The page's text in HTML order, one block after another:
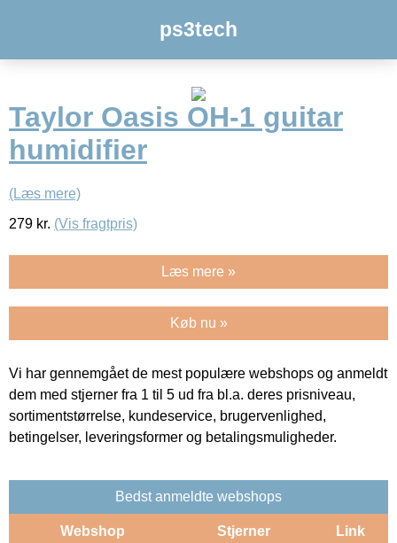
ps3tech
Taylor Oasis OH-1 guitar
humidifier
(Læs mere)
279 kr. (Vis fragtpris)
Læs mere »
Køb nu »
Vi har gennemgået de mest populære webshops og anmeldt
dem med stjerner fra 1 til 5 ud fra bl.a. deres prisniveau,
sortimentstørrelse, kundeservice, brugervenlighed,
betingelser, leveringsformer og betalingsmuligheder.
Bedst anmeldte webshops
Webshop Stjerner Link